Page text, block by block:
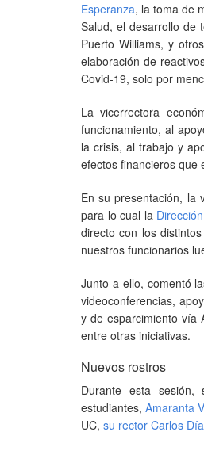
Esperanza, la toma de
Salud, el desarrollo de
Puerto Williams, y
elaboración de
Covid-19, solo por
La vicerrectora
funcionamiento, al
la crisis, al trabajo y
efectos financieros que
En su presentación, la
para lo cual la
directo con los
nuestros funcionarios
Junto a ello, comentó
videoconferencias,
y de esparcimiento vía
entre otras iniciativas.
Nuevos rostros
Durante esta
estudiantes,Amaranta
UC, su rector Carlos